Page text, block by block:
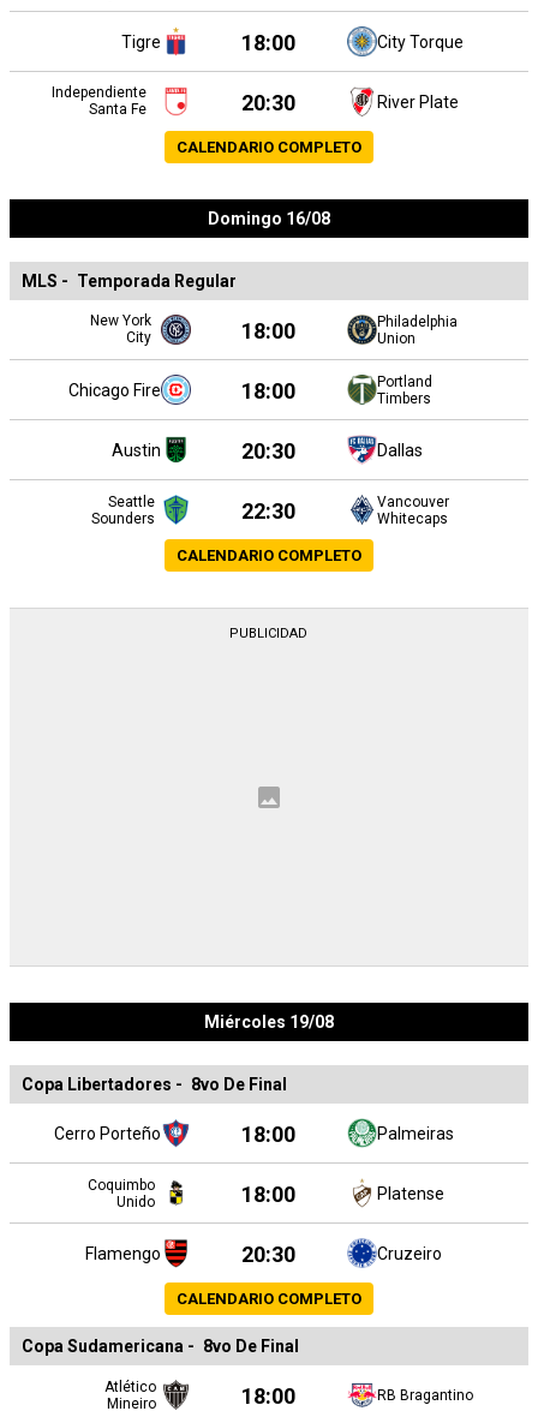
Tigre 18:00 City Torque
Independiente
Santa Fe
20:30 River Plate
CALENDARIO COMPLETO
Domingo 16/08
MLS - Temporada Regular
New York
City
18:00
Philadelphia
Union
Chicago Fire 18:00
Portland
Timbers
Austin 20:30 Dallas
Seattle
Sounders
22:30
Vancouver
Whitecaps
CALENDARIO COMPLETO
Miércoles 19/08
Copa Libertadores - 8vo De Final
Cerro Porteño 18:00 Palmeiras
Coquimbo
Unido
18:00 Platense
Flamengo 20:30 Cruzeiro
CALENDARIO COMPLETO
Copa Sudamericana - 8vo De Final
Atlético
Mineiro
18:00 RB Bragantino